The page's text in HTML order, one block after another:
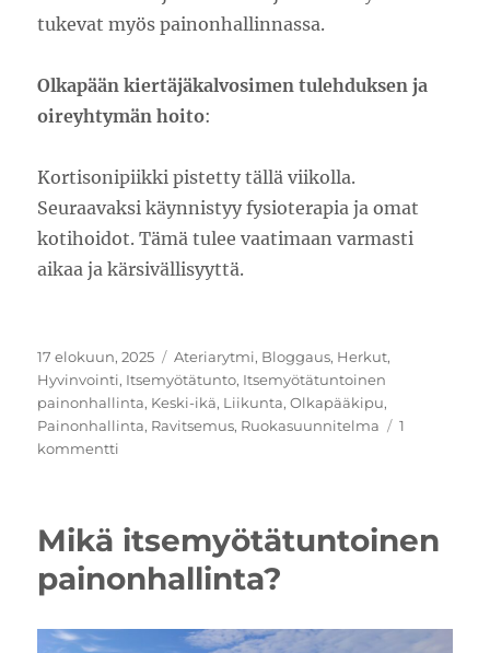
tukevat myös painonhallinnassa.
Olkapään kiertäjäkalvosimen tulehduksen ja
oireyhtymän hoito:
Kortisonipiikki pistetty tällä viikolla.
Seuraavaksi käynnistyy fysioterapia ja omat
kotihoidot. Tämä tulee vaatimaan varmasti
aikaa ja kärsivällisyyttä.
Julkaistu
17 elokuun, 2025 Kategoriat
Ateriarytmi, Bloggaus, Herkut,
Hyvinvointi, Itsemyötätunto, Itsemyötätuntoinen
painonhallinta, Keski-ikä, Liikunta,Olkapääkipu,
Painonhallinta, Ravitsemus, Ruokasuunnitelma
1
kommentti
Mikä itsemyötätuntoinen
painonhallinta?